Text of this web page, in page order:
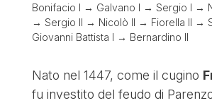
Bonifacio I → Galvano I → Sergio I →
→ Sergio II → Nicolò II → Fiorella II →
Giovanni Battista I → Bernardino II
Nato nel 1447, come il cugino
fu investito del feudo di